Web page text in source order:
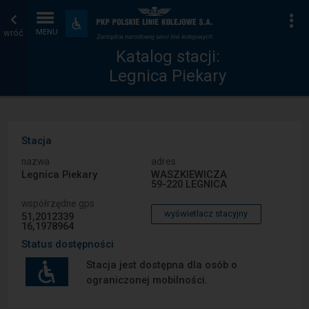
wróć MENU
Dostępność
i
udogodnienia
Katalog
stacji
Strona
główna
Katalog stacji:
Legnica Piekary
Stacja
nazwa
Legnica Piekary
adres
WASZKIEWICZA
59-220 LEGNICA
współrzędne gps
51,2012339
16,1978964
wyświetlacz stacyjny
Status dostępności
Stacja jest dostępna dla osób o
ograniczonej mobilności.